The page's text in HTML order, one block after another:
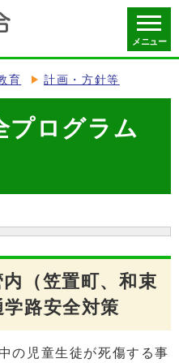
メニュー
育 計画・方針等
プログラム
（笠置町、和束
路安全対策
の児童生徒が死傷する事